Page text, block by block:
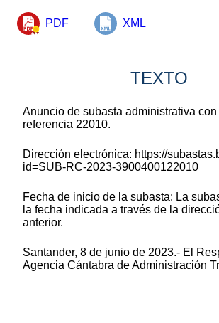
PDF XML
TEXTO
Anuncio de subasta administrativa
referencia 22010.
Dirección electrónica: https://
id=SUB-RC-2023-3900400122010
Fecha de inicio de la subasta: La
la fecha indicada a través de la
anterior.
Santander, 8 de junio de 2023.- El
Agencia Cántabra de Administración